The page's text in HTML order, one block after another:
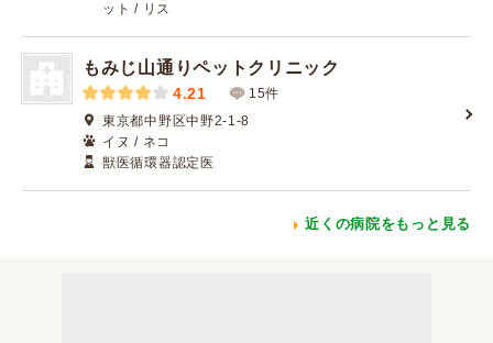
ット / リス
もみじ山通りペットクリニック
4.21
15件
東京都中野区中野2-1-8
イヌ / ネコ
獣医循環器認定医
近くの病院をもっと見る